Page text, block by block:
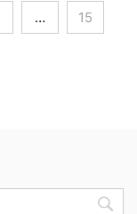
… 15